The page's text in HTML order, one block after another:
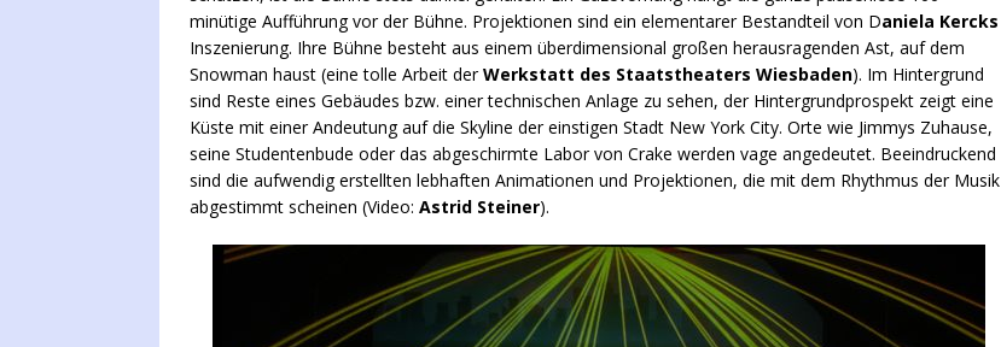
minütige Aufführung vor der Bühne. Projektionen sind ein elementarer Bestandteil von Daniela Kercks
Inszenierung. Ihre Bühne besteht aus einem überdimensional großen herausragenden Ast, auf dem
Snowman haust (eine tolle Arbeit derWerkstatt des Staatstheaters Wiesbaden). Im Hintergrund
sind Reste eines Gebäudes bzw. einer technischen Anlage zu sehen, der Hintergrundprospekt zeigt eine
Küste mit einer Andeutung auf die Skyline der einstigen Stadt New York City. Orte wie Jimmys Zuhause,
seine Studentenbude oder das abgeschirmte Labor von Crake werden vage angedeutet. Beeindruckend
sind die aufwendig erstellten lebhaften Animationen und Projektionen, die mit dem Rhythmus der Musik
abgestimmt scheinen (Video: Astrid Steiner).